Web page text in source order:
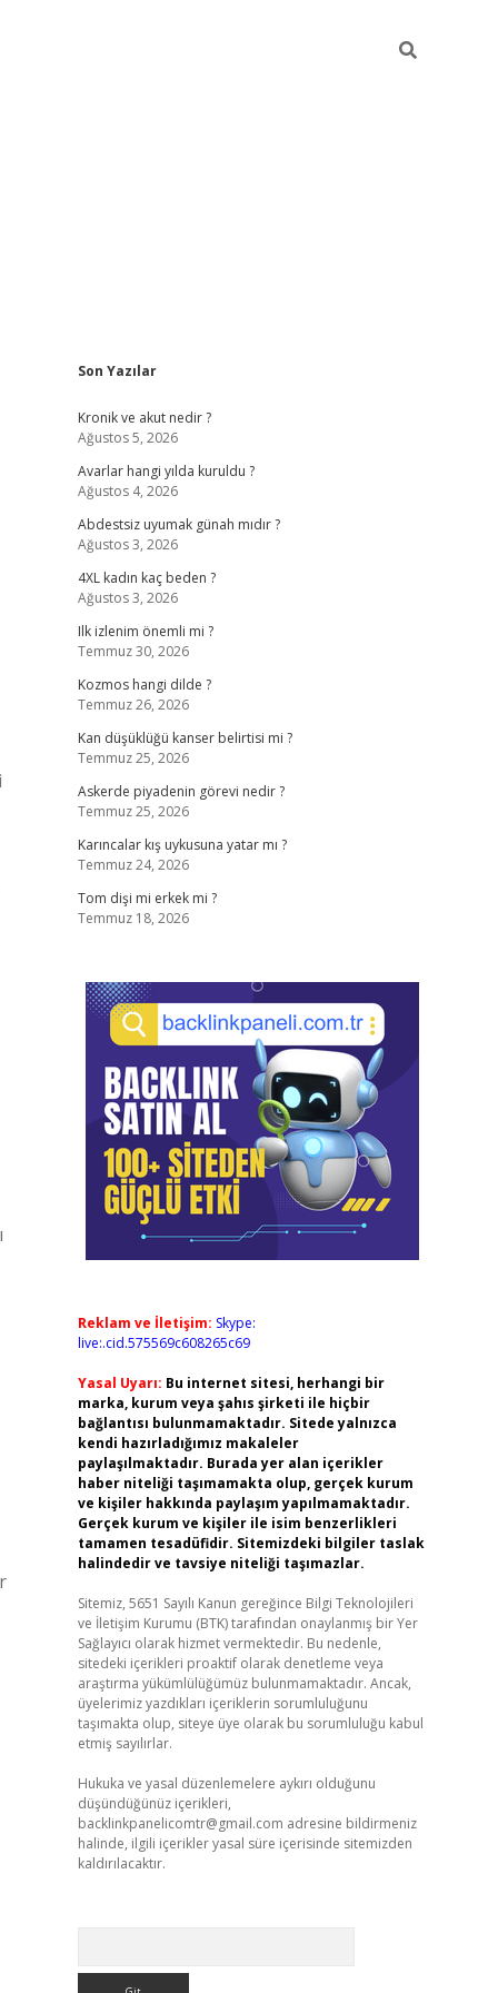
Sidebar
Son Yazılar
Kronik ve akut nedir ?
Ağustos 5, 2026
Avarlar hangi yılda kuruldu ?
Ağustos 4, 2026
Abdestsiz uyumak günah mıdır ?
Ağustos 3, 2026
4XL kadın kaç beden ?
Ağustos 3, 2026
Ilk izlenim önemli mi ?
Temmuz 30, 2026
Kozmos hangi dilde ?
Temmuz 26, 2026
Kan düşüklüğü kanser belirtisi mi ?
Temmuz 25, 2026
Askerde piyadenin görevi nedir ?
Temmuz 25, 2026
Karıncalar kış uykusuna yatar mı ?
Temmuz 24, 2026
Tom dişi mi erkek mi ?
Temmuz 18, 2026
Reklam ve İletişim: Skype:
live:.cid.575569c608265c69
Yasal Uyarı: Bu internet sitesi, herhangi bir
marka, kurum veya şahıs şirketi ile hiçbir
bağlantısı bulunmamaktadır. Sitede yalnızca
kendi hazırladığımız makaleler
paylaşılmaktadır. Burada yer alan içerikler
haber niteliği taşımamakta olup, gerçek kurum
ve kişiler hakkında paylaşım yapılmamaktadır.
Gerçek kurum ve kişiler ile isim benzerlikleri
tamamen tesadüfidir. Sitemizdeki bilgiler taslak
halindedir ve tavsiye niteliği taşımazlar.
Sitemiz, 5651 Sayılı Kanun gereğince Bilgi Teknolojileri
ve İletişim Kurumu (BTK) tarafından onaylanmış bir Yer
Sağlayıcı olarak hizmet vermektedir. Bu nedenle,
sitedeki içerikleri proaktif olarak denetleme veya
araştırma yükümlülüğümüz bulunmamaktadır. Ancak,
üyelerimiz yazdıkları içeriklerin sorumluluğunu
taşımakta olup, siteye üye olarak bu sorumluluğu kabul
etmiş sayılırlar.
Hukuka ve yasal düzenlemelere aykırı olduğunu
düşündüğünüz içerikleri,
backlinkpanelicomtr@gmail.com adresine bildirmeniz
halinde, ilgili içerikler yasal süre içerisinde sitemizden
kaldırılacaktır.